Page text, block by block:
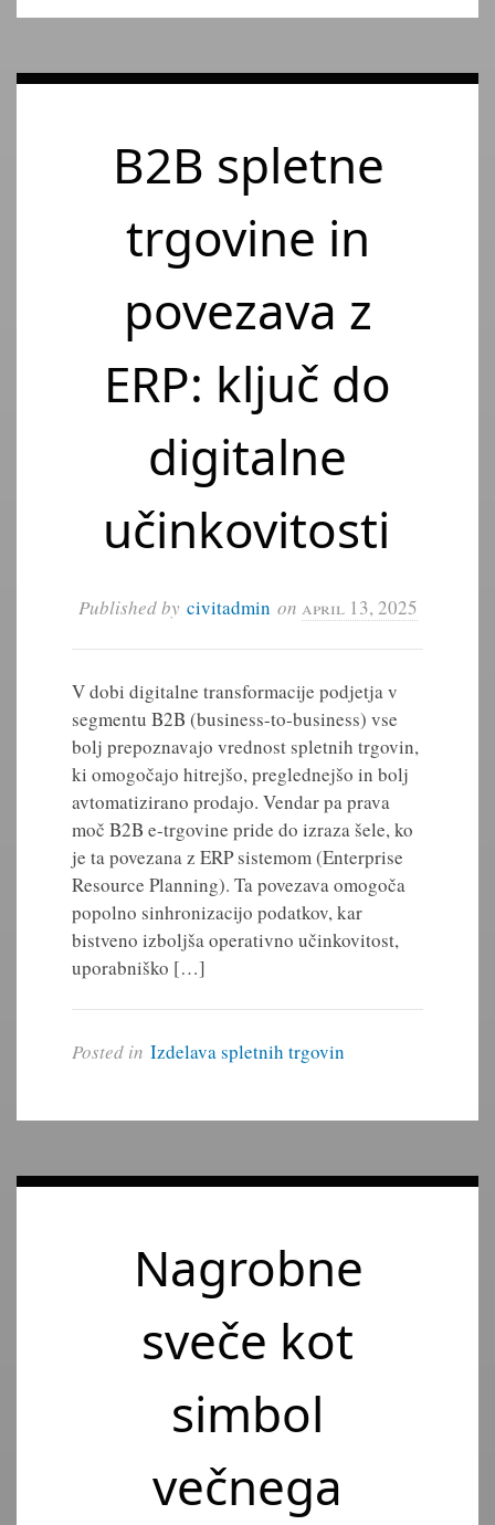
B2B spletne
trgovine in
povezava z
ERP: ključ do
digitalne
učinkovitosti
Published by civitadmin on april 13, 2025
V dobi digitalne transformacije podjetja v
segmentu B2B (business-to-business) vse
bolj prepoznavajo vrednost spletnih trgovin,
ki omogočajo hitrejšo, preglednejšo in bolj
avtomatizirano prodajo. Vendar pa prava
moč B2B e-trgovine pride do izraza šele, ko
je ta povezana z ERP sistemom (Enterprise
Resource Planning). Ta povezava omogoča
popolno sinhronizacijo podatkov, kar
bistveno izboljša operativno učinkovitost,
uporabniško […]
Posted in Izdelava spletnih trgovin
Nagrobne
sveče kot
simbol
večnega